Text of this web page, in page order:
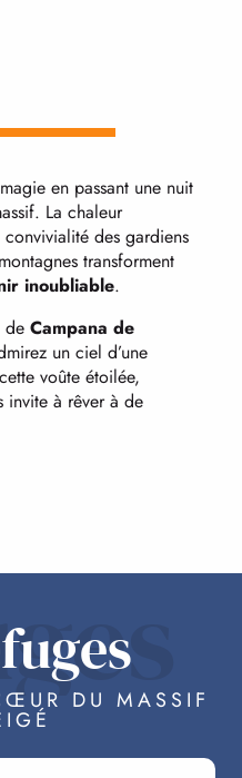
en passant une nuit
La chaleur
des gardiens
transforment
inoubliable.
de Campana de
un ciel d’une
voûte étoilée,
invite à rêver à de
DU MASSIF